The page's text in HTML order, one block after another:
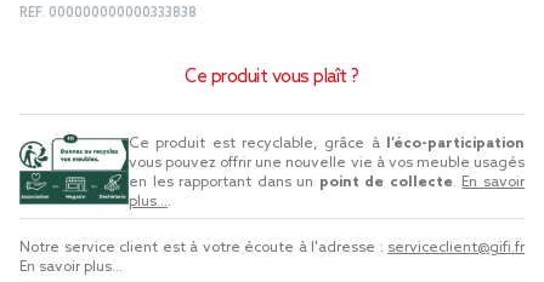
REF. 000000000000333838
Ce produit vous plaît ?
Ce produit est recyclable, grâce à
l’éco-participation
vous pouvez offrir une nouvelle vie à vos meuble usagés
en les rapportant dans un point de collecte. En savoir
plus....
Notre service client est à votre écoute à l'adresse : serviceclient@gifi.fr
En savoir plus...